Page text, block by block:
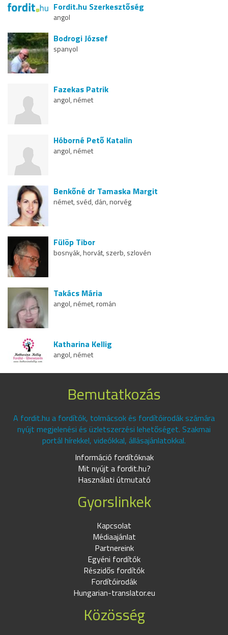
Fordit.hu Szerkesztőség
angol
Bodrogi József
spanyol
Fazekas Patrik
angol, német
Hóborné Pető Katalin
angol, német
Benkőné dr Tamaska Margit
német, svéd, dán, norvég
Fülöp Tibor
bosnyák, horvát, szerb, szlovén
Takács Mária
angol, német, román
Katharina Kellig
angol, német
Bemutatkozás
A fordit.hu a fordítók, tolmácsok és fordítóirodák számára
nyújt megjelenési és üzletszerzési lehetőséget. Szakmai
portál hírekkel, videókkal, állásajánlatokkal.
Információ fordítóknak
Mit nyújt a fordit.hu?
Használati útmutató
Gyorslinkek
Kapcsolat
Médiaajánlat
Partnereink
Egyéni fordítók
Részidős fordítók
Fordítóirodák
Hungarian-translator.eu
Közösség